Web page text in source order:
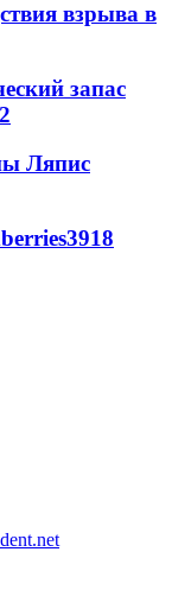
взрыва в
запас
Ляпис
3918